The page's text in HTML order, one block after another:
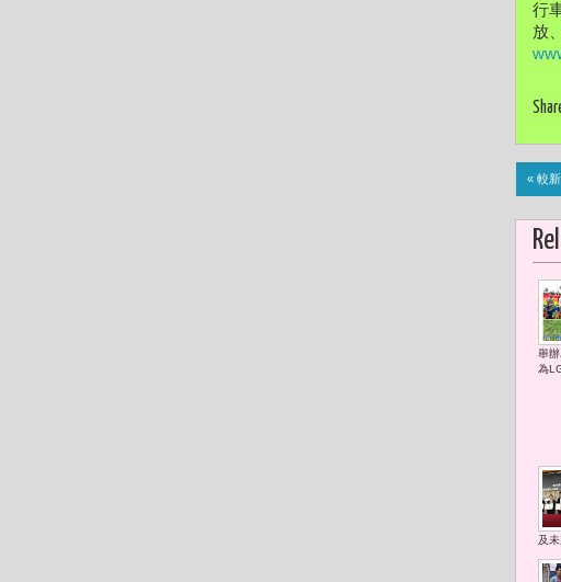
行
« 較
舉
為
及